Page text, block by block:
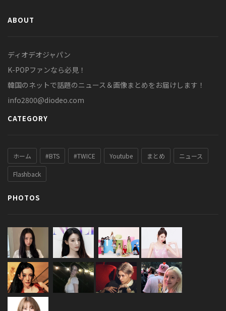
ABOUT
ディオデオジャパン
K-POPファンなら必見！
韓国のネットで話題のニュース＆画像まとめをお届けします！
info2800@diodeo.com
CATEGORY
ホーム #BTS #TWICE Youtube まとめ ニュース
Flashback
PHOTOS